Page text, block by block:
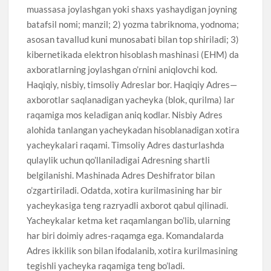
muassasa joylashgan yoki shaxs yashaydigan joyning
batafsil nomi; manzil; 2) yozma tabriknoma, yodnoma;
asosan tavallud kuni munosabati bilan top shiriladi; 3)
kibernetikada elektron hisoblash mashinasi (EHM) da
axboratlarning joylashgan o’rnini aniqlovchi kod.
Haqiqiy, nisbiy, timsoliy Adreslar bor. Haqiqiy Adres—
axborotlar saqlanadigan yacheyka (blok, qurilma) lar
raqamiga mos keladigan aniq kodlar. Nisbiy Adres
alohida tanlangan yacheykadan hisoblanadigan xotira
yacheykalari raqami. Timsoliy Adres dasturlashda
qulaylik uchun qo’llaniladigai Adresning shartli
belgilanishi. Mashinada Adres Deshifrator bilan
o’zgartiriladi. Odatda, xotira kurilmasining har bir
yacheykasiga teng razryadli axborot qabul qilinadi.
Yacheykalar ketma ket raqamlangan bo’lib, ularning
har biri doimiy adres-raqamga ega. Komandalarda
Adres ikkilik son bilan ifodalanib, xotira kurilmasining
tegishli yacheyka raqamiga teng bo’ladi.